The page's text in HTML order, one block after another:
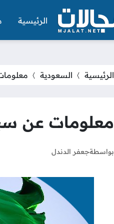
الرئيسية
الرئيسية السعودية
معلومات عن
بواسطةجعفر الدندل